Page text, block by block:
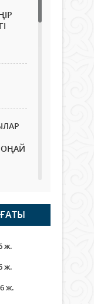
ОҢАЙ
ж.
ж.
ж.